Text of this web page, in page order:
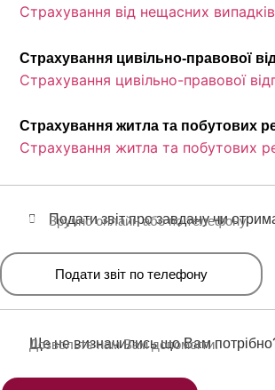
Страхування від нещасних випадків
Страхування цивільно-правової
Страхування цивільно-правової
Страхування житла та побутових
Страхування житла та побутових
Подати звіт про завдану чи
Зручно онлайн або по телефону
Подати звіт по телефону
Ще не визначились що Вам
Дозвольте нам Вам допомогти.